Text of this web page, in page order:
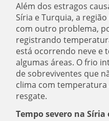
Além dos estragos
Síria e Turquia, a
com outro problema,
registrando
está ocorrendo neve e
algumas áreas. O frio
de sobreviventes que
clima com
resgate.
Tempo severo na Síria